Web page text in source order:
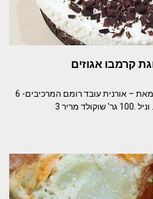
קרמבו אגוזים
עוגת קרמבו אגוזים פינוק לפסח מאת – אורנית עובד רומם המרכיבים- 6